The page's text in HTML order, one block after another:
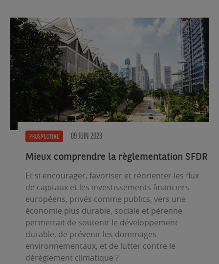
PROSPECTIVE 09 JUIN 2023
Mieux comprendre la règlementation SFDR
Et si encourager, favoriser et réorienter les flux
de capitaux et les investissements financiers
européens, privés comme publics, vers une
économie plus durable, sociale et pérenne
permettait de soutenir le développement
durable, de prévenir les dommages
environnementaux, et de lutter contre le
dérèglement climatique ?